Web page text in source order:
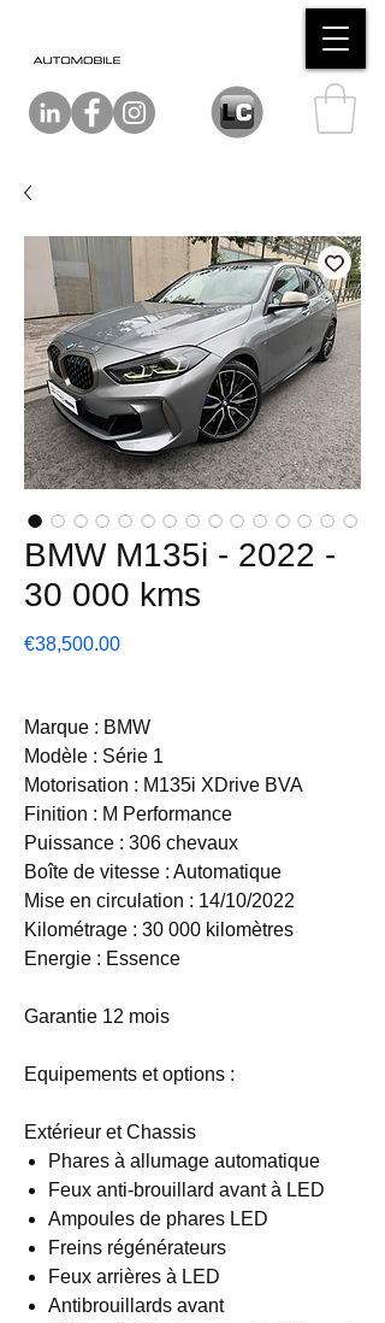
BMW M135i - 2022 -
30 000 kms
€38,500.00Price
Marque : BMW
Modèle : Série 1
Motorisation : M135i XDrive BVA
Finition : M Performance
Puissance : 306 chevaux
Boîte de vitesse : Automatique
Mise en circulation : 14/10/2022
Kilométrage : 30 000 kilomètres
Energie : Essence
Garantie 12 mois
Equipements et options :
Extérieur et Chassis
Phares à allumage automatique
Feux anti-brouillard avant à LED
Ampoules de phares LED
Freins régénérateurs
Feux arrières à LED
Antibrouillards avant